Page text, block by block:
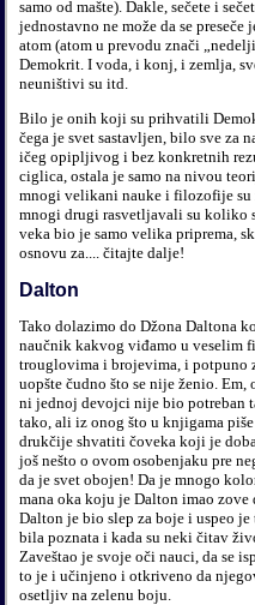
samo od mašte). Dakle, sečete i
jednostavno ne može da se
atom (atom u prevodu znači
Demokrit. I voda, i konj, i zemlja,
neuništivi su itd.
Bilo je onih koji su prihvatili
čega je svet sastavljen, bilo sve za
ičeg opipljivog i bez konkretnih
ciglica, ostala je samo na nivou
mnogi velikani nauke i filozofije
mnogi drugi rasvetljavali su koliko
veka bio je samo velika priprema,
osnovu za.... čitajte dalje!
Dalton
Tako dolazimo do Džona Daltona
naučnik kakvog viđamo u veselim
trouglovima i brojevima, i potpuno
uopšte čudno što se nije ženio.
ni jednoj devojci nije bio potreban
tako, ali iz onog što u knjigama
drukčije shvatiti čoveka koji je
još nešto o ovom osobenjaku pre
da je svet obojen! Da je mnogo
mana oka koju je Dalton imao
Dalton je bio slep za boje i uspeo
bila poznata i kada su neki čitav
Zaveštao je svoje oči nauci, da se
to je i učinjeno i otkriveno da
osetljiv na zelenu boju.